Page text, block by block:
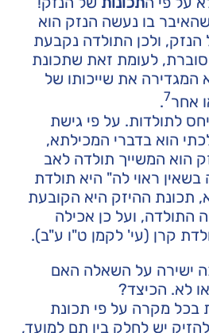
בו נעשה הנזק הוא
ולכן התולדה נקבעת
לעומת זאת שתכונת
המגדירה את שייכותו של
אחר7
.
לתולדות. על פי גישת
הוא בדברי המכילתא,
הוא המשייך תולדה לאב
בשאין ראוי לה" היא תולדת
תכונת ההיזק היא הקובעת
התולדה, ועל כן אכילה
קרן (עי' לקמן ט"ו ע"ב).
ישירה על השאלה האם
או לא. הכיצד?
בכל מקרה על פי תכונת
יש לחלק בין תם למועד,